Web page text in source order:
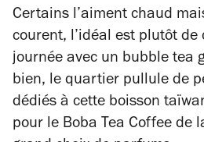
Certains l’aiment chaud
courent, l’idéal est plutôt de
journée avec un bubble tea
bien, le quartier pullule de
dédiés à cette boisson
pour le Boba Tea Coffee de